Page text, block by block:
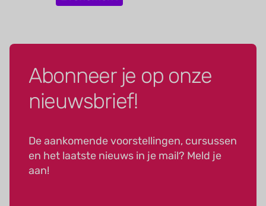
Abonneer je op onze
nieuwsbrief!
De aankomende voorstellingen, cursussen
en het laatste nieuws in je mail? Meld je
aan!